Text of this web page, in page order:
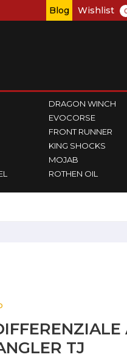
Blog Wishlist
DRAGON WINCH
EVOCORSE
FRONT RUNNER
KING SHOCKS
MOJAB
ROTHEN OIL
TJ